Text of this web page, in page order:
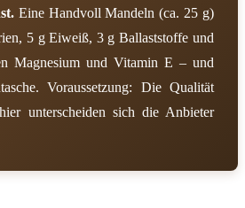
Eine Handvoll Mandeln (ca. 25 g)
5 g Eiweiß, 3 g Ballaststoffe und
Magnesium und Vitamin E – und
Voraussetzung: Die Qualität
unterscheiden sich die Anbieter